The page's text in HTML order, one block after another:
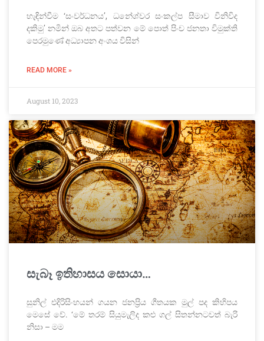
හැඳින්වීම ‘සංවර්ධනය’, ධනේශ්වර සංකල්ප සීමාව විනිවිද
දකිමු’ නමින් ඔබ අතට පත්වන මේ පොත් පිංච ජනතා විමුක්ති
පෙරමුණේ අධ්‍යාපන අංශය විසින්
READ MORE »
August 10, 2023
සැබෑ ඉතිහාසය සොයා…
සුනිල් එදිරිසිංහයන් ගයන ජනප්‍රිය ගීතයක මුල් පද කිහිපය
මෙසේ වේ. ‘මේ තරම් සියුමැලිද කළු ගල් සිතන්නටවත් බැරි
නිසා – මම